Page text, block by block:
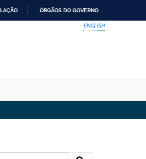
ÓRGÃOS DO GOVERNO
ENGLISH